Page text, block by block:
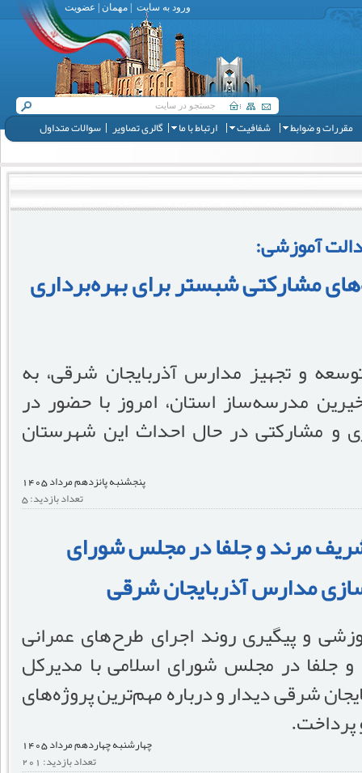
ورود به سایت مهمان عضویت
مقررات و ضوابط شفافیت ارتباط با ما گالری تصاویر سوالات متداول
آموزشی:
مشارکتی شبستر برای بهره‌برداری
و تجهیز مدارس آذربایجان شرقی، به
مدرسه‌ساز استان، امروز با حضور در
و مشارکتی در حال احداث این شهرستان
پنجشنبه پانزدهم مرداد 1405
تعداد بازدید: 5
مرند و جلفا در مجلس شورای
مدارس آذربایجان شرقی
و پیگیری روند اجرای طرح‌های عمرانی
جلفا در مجلس شورای اسلامی با مدیرکل
شرقی دیدار و درباره مهم‌ترین پروژه‌های
چهارشنبه چهاردهم مرداد 1405
تعداد بازدید: 201